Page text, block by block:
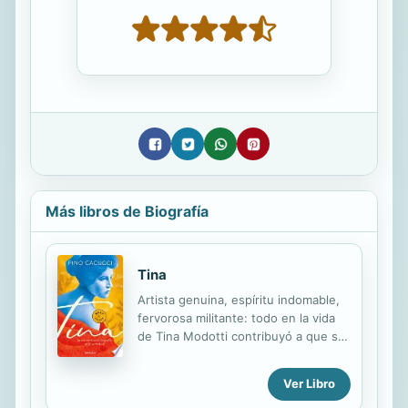
Más libros de Biografía
Tina
Artista genuina, espíritu indomable,
fervorosa militante: todo en la vida
de Tina Modotti contribuyó a que se
impetuosa, la personalidad de Tina
fue única. Nacida en Italia a finales
Ver Libro